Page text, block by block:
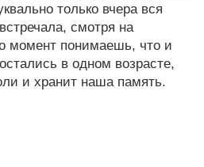
только вчера вся
смотря на
момент понимаешь, что и
в одном возрасте,
и хранит наша память.